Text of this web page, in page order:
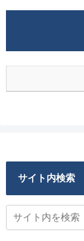
サイト内検索